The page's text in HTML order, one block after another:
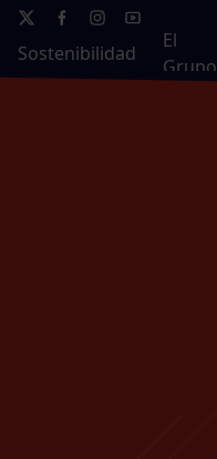
Sostenibilidad
El
Grupo